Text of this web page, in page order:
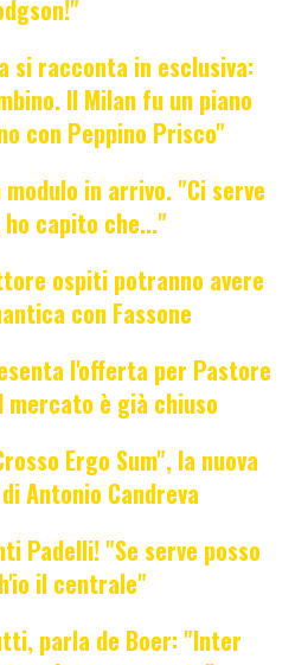
si racconta in esclusiva:
Il Milan fu un piano
con Peppino Prisco"
modulo in arrivo. "Ci serve
capito che..."
ospiti potranno avere
con Fassone
l'offerta per Pastore
mercato è già chiuso
Ergo Sum", la nuova
Antonio Candreva
Padelli! "Se serve posso
il centrale"
parla de Boer: "Inter